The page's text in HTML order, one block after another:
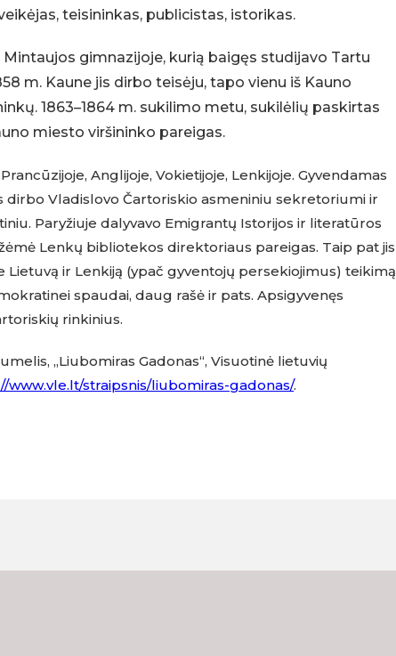
teisininkas, publicistas, istorikas.
Mintaujos gimnazijoje, kurią baigęs studijavo Tartu
m. Kaune jis dirbo teisėju, tapo vienu iš Kauno
1863–1864 m. sukilimo metu, sukilėlių paskirtas
miesto viršininko pareigas.
Anglijoje, Vokietijoje, Lenkijoje. Gyvendamas
dirbo Vladislovo Čartoriskio asmeniniu sekretoriumi ir
Paryžiuje dalyvavo Emigrantų Istorijos ir literatūros
Lenkų bibliotekos direktoriaus pareigas. Taip pat jis
Lietuvą ir Lenkiją (ypač gyventojų persekiojimus) teikimą
spaudai, daug rašė ir pats. Apsigyvenęs
rinkinius.
„Liubomiras Gadonas“, Visuotinė lietuvių
www.vle.lt/straipsnis/liubomiras-gadonas/.